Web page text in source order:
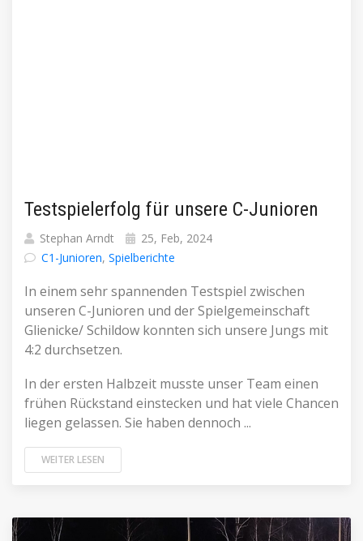
Testspielerfolg für unsere C-Junioren
Stephan Arndt
25, Feb, 2024
C1-Junioren, Spielberichte
In einem sehr spannenden Testspiel zwischen
unseren C-Junioren und der Spielgemeinschaft
Glienicke/ Schildow konnten sich unsere Jungs mit
4:2 durchsetzen.
In der ersten Halbzeit musste unser Team einen
frühen Rückstand einstecken und hat viele Chancen
liegen gelassen. Sie haben dennoch ...
WEITER LESEN